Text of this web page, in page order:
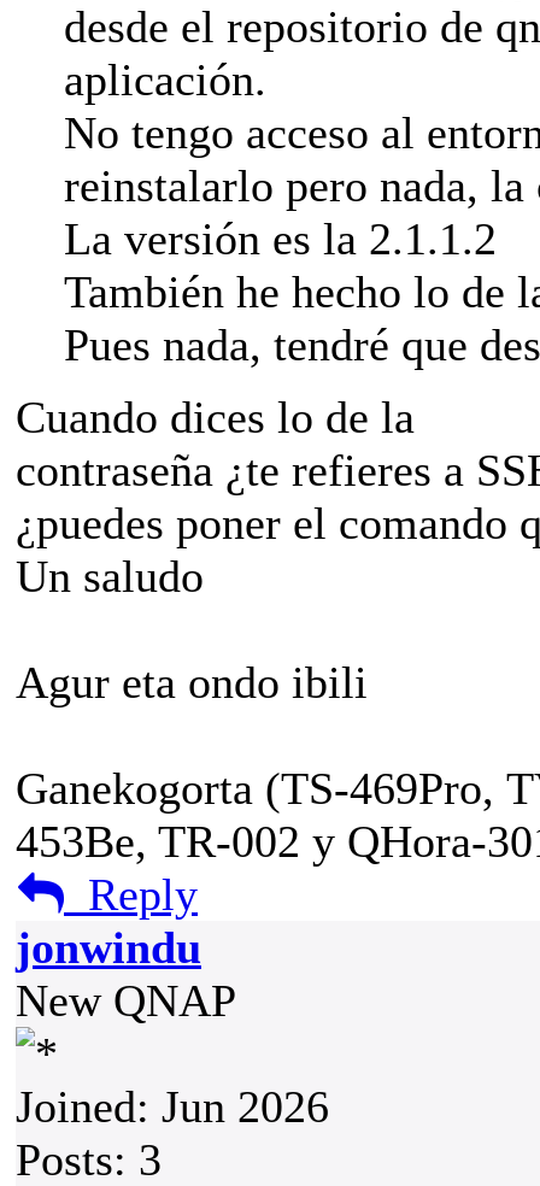
desde el repositorio de
aplicación.
No tengo acceso al
reinstalarlo pero nada,
La versión es la 2.1.1.2
También he hecho lo de
Pues nada, tendré que
Cuando dices lo de la
contraseña ¿te refieres a
¿puedes poner el comando
Un saludo
Agur eta ondo ibili
Ganekogorta (TS-469Pro,
453Be, TR-002 y QHora-
Reply
jonwindu
New QNAP
Joined: Jun 2026
Posts: 3